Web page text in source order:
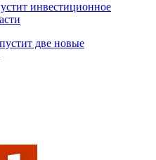
инвестиционное
две новые